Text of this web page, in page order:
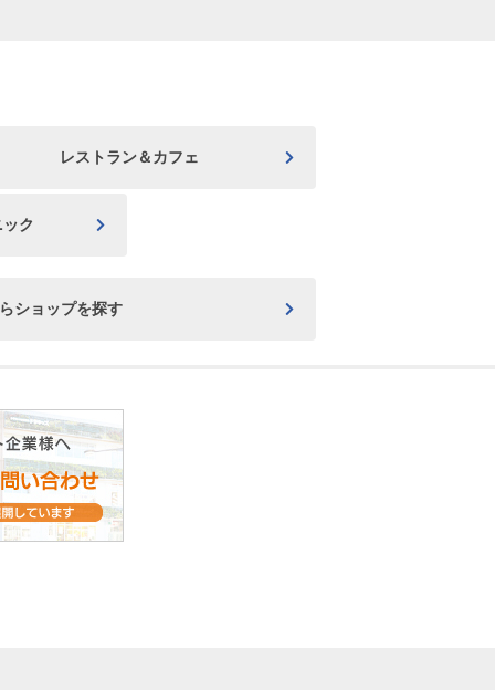
レストラン＆カフェ
ク
ショップを探す